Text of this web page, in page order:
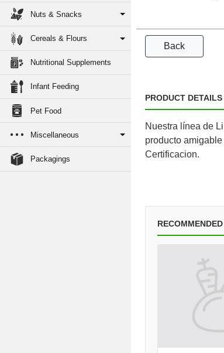
Nuts & Snacks
Cereals & Flours
Nutritional Supplements
Infant Feeding
Pet Food
Miscellaneous
Packagings
Back
PRODUCT DETAILS
Nuestra línea de
producto
Certificacion.